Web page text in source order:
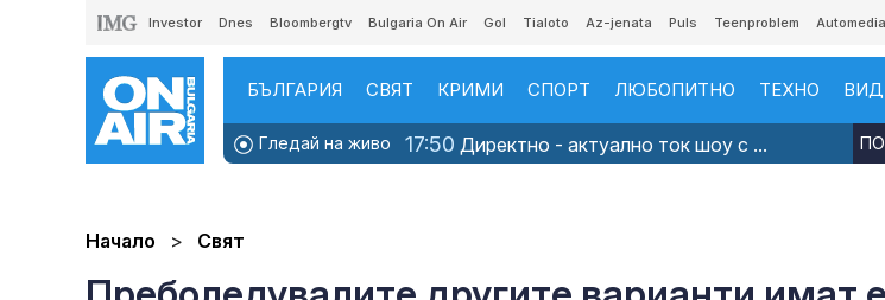
Investor Dnes Bloombergtv Bulgaria On Air Gol Tialoto Az-jenata Puls Teenproblem Automedia
БЪЛГАРИЯ СВЯТ КРИМИ СПОРТ ЛЮБОПИТНО ТЕХНО
Гледай на живо 17:50 Директно - актуално ток шоу с ...
Начало Свят